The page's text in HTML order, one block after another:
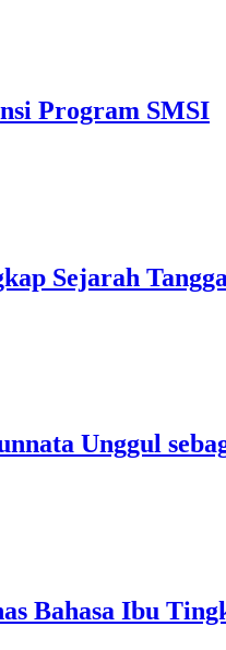
Program SMSI
Sejarah
Unggul
Bahasa Ibu